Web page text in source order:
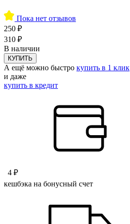
Пока нет отзывов
250 ₽
310 ₽
В наличии
КУПИТЬ
А ещё можно быстро купить в 1 клик
и даже
купить в кредит
4 ₽
кешбэка на бонусный счет